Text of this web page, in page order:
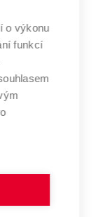
o výkonu
funkcí